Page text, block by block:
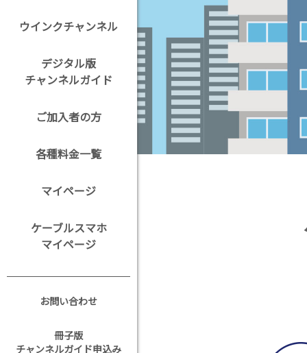
ウインクチャンネル
デジタル版
チャンネルガイド
ご加入者の方
各種料金一覧
マイページ
ケーブルスマホ
マイページ
お問い合わせ
冊子版
チャンネルガイド申込み